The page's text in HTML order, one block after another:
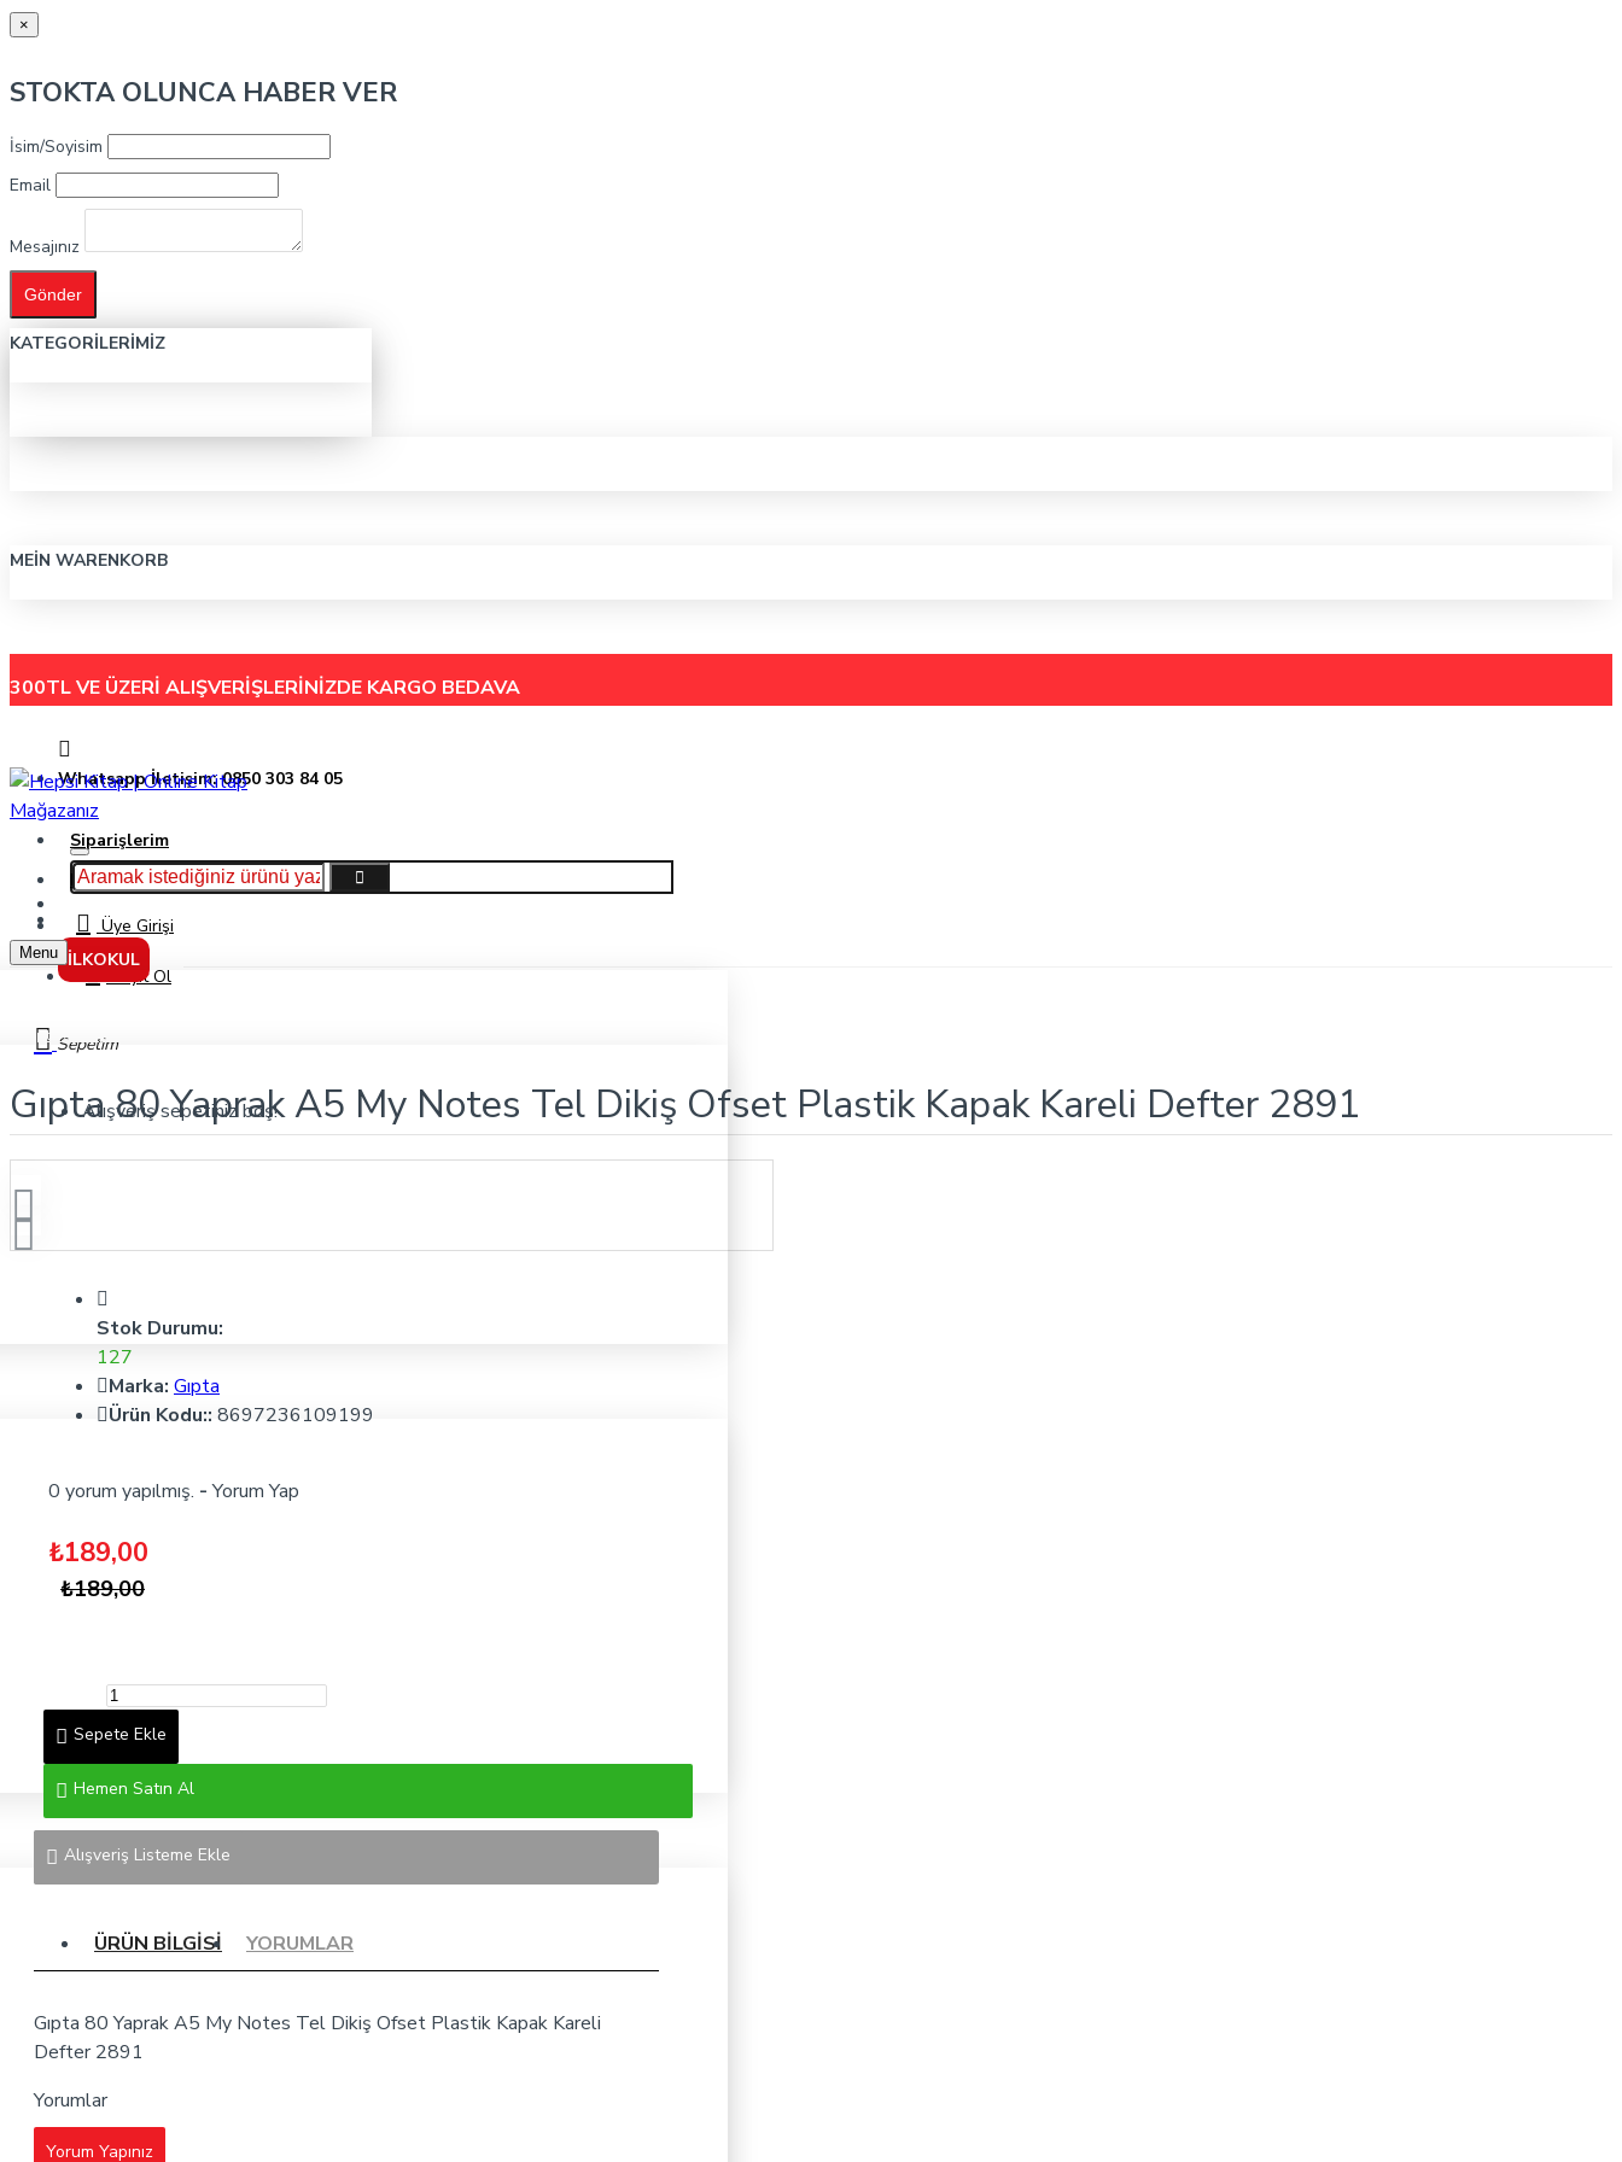
×
STOKTA OLUNCA HABER VER
İsim/Soyisim
Email
Mesajınız
Gönder
KATEGORILERIMIZ
MEIN WARENKORB
300TL VE ÜZERİ ALIŞVERİŞLERİNİZDE KARGO BEDAVA
Whatsapp İletişim: 0850 303 84 05
Siparişlerim
Hakkımızda
İletişimÜye Girişi
Kayıt Ol
Sepetim
Alışveriş sepetiniz boş!
İLKOKUL
Menu
Gıpta 80 Yaprak A5 My Notes Tel Dikiş Ofset Plastik Kapak Kareli Defter 2891
Gıpta 80 Yaprak A5 My Notes Tel Dikiş Ofset Plastik Kapak Kareli Defter 2891
Stok Durumu:
127
Marka: Gıpta
Ürün Kodu:: 8697236109199
0 yorum yapılmış. - Yorum Yap
₺189,00
₺189,00
Sepete Ekle
Hemen Satın Al
Alışveriş Listeme Ekle
ÜRÜN BILGISI YORUMLAR
Gıpta 80 Yaprak A5 My Notes Tel Dikiş Ofset Plastik Kapak Kareli
Defter 2891
Yorumlar
Yorum Yapınız